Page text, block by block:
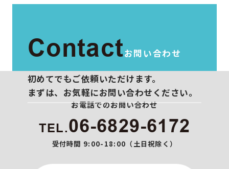
Contactお問い合わせ
初めてでもご依頼いただけます。
まずは、お気軽にお問い合わせください。
お電話でのお問い合わせ
TEL.06-6829-6172
受付時間 9:00-18:00（土日祝除く）